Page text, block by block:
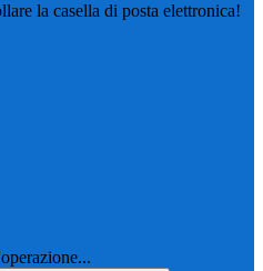
la casella di posta elettronica!